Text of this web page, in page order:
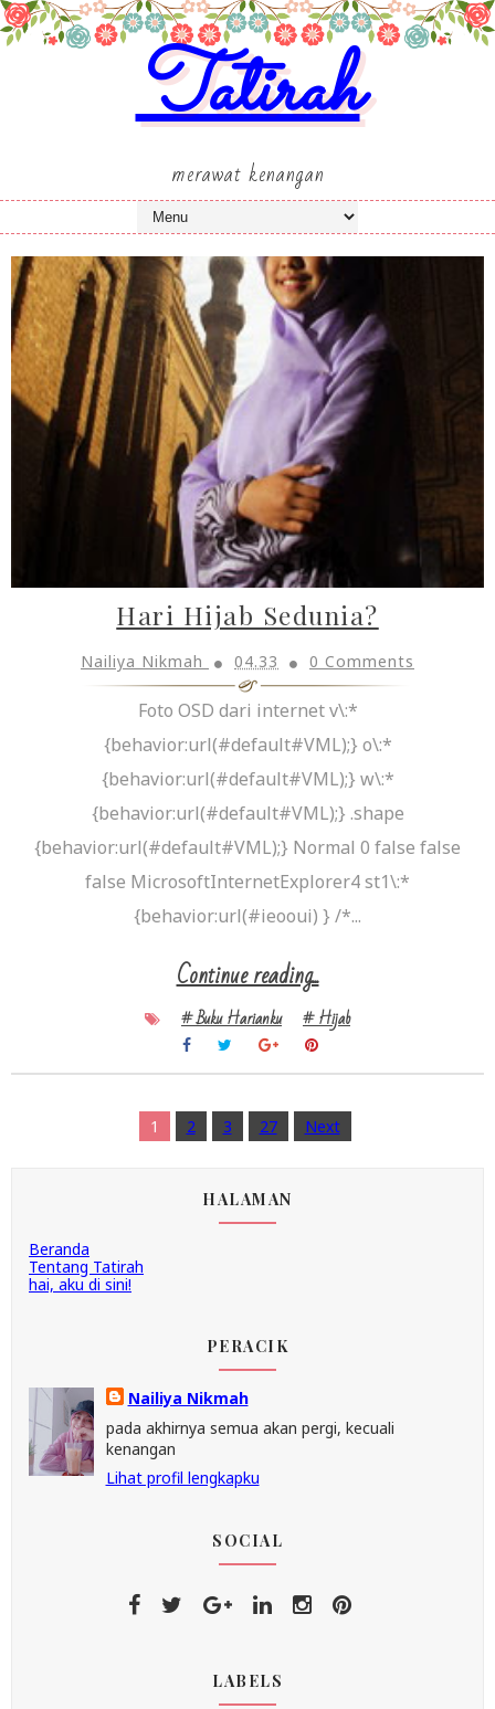
Tatirah
merawat kenangan
Hari Hijab Sedunia?
Nailiya Nikmah 04.33 0 Comments
Foto OSD dari internet v\:*
{behavior:url(#default#VML);} o\:*
{behavior:url(#default#VML);} w\:*
{behavior:url(#default#VML);} .shape
{behavior:url(#default#VML);} Normal 0 false false
false MicrosoftInternetExplorer4 st1\:*
{behavior:url(#ieooui) } /*...
Continue reading...
# Buku Harianku # Hijab
1 2 3 27 Next
HALAMAN
Beranda
Tentang Tatirah
hai, aku di sini!
PERACIK
Nailiya Nikmah
pada akhirnya semua akan pergi, kecuali
kenangan
Lihat profil lengkapku
SOCIAL
LABELS